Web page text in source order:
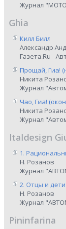
Журнал
Ghia
Килл Билл
Александр
Газета.Ru -
Прощай, Гиа!
Никита
Журнал
Чао, Гиа!
Никита
Журнал
Italdesign
1.
Н. Розанов
Журнал
2. Отцы и дети
Н. Розанов
Журнал
Pininfarina